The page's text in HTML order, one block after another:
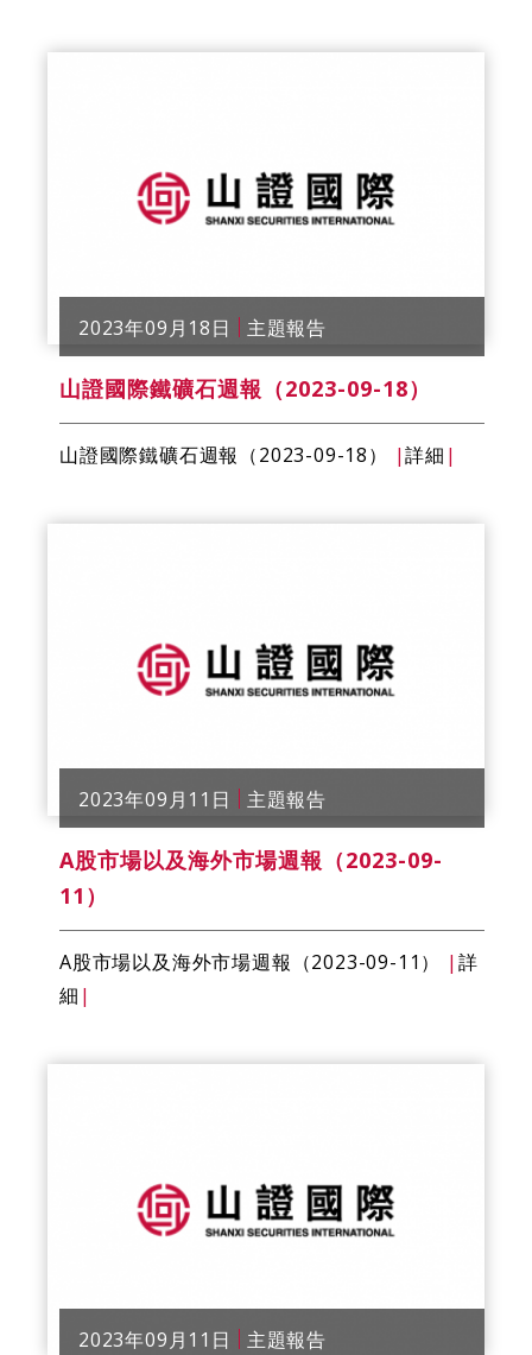
2023年09月18日 主題報告
山證國際鐵礦石週報（2023-09-18）
山證國際鐵礦石週報（2023-09-18） |詳細 |
2023年09月11日 主題報告
A股市場以及海外市場週報（2023-09-
11）
A股市場以及海外市場週報（2023-09-11） | 詳
細 |
2023年09月11日 主題報告